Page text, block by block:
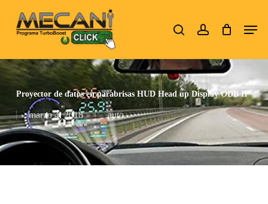
search account Menu
Proyector de datos en parabrisas HUD Head up Display ODB II
marzo 4, 2018 auto
Close